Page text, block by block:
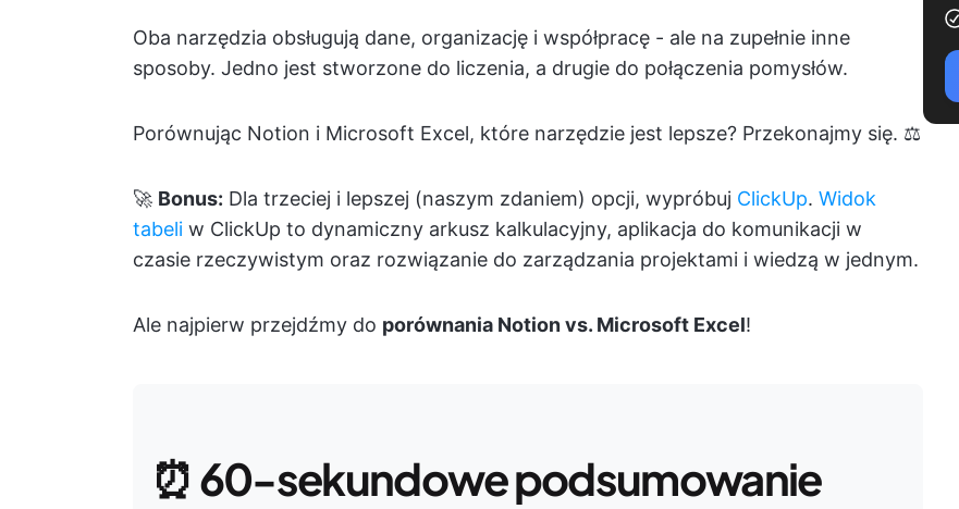
Oba narzędzia obsługują dane, organizację i współpracę - ale na zupełnie inne
sposoby. Jedno jest stworzone do liczenia, a drugie do połączenia pomysłów.
Porównując Notion i Microsoft Excel, które narzędzie jest lepsze? Przekonajmy się. ⚖️
🚀 Bonus: Dla trzeciej i lepszej (naszym zdaniem) opcji, wypróbuj ClickUp. Widok
tabeli w ClickUp to dynamiczny arkusz kalkulacyjny, aplikacja do komunikacji w
czasie rzeczywistym oraz rozwiązanie do zarządzania projektami i wiedzą w jednym.
Ale najpierw przejdźmy do porównania Notion vs. Microsoft Excel!
⏰60-sekundowe podsumowanie